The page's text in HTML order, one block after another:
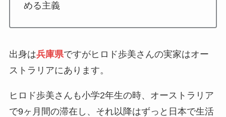
める主義
出身は兵庫県ですがヒロド歩美さんの実家はオー
ストラリアにあります。
ヒロド歩美さんも小学2年生の時、オーストラリア
で9ヶ月間の滞在し、それ以降はずっと日本で生活